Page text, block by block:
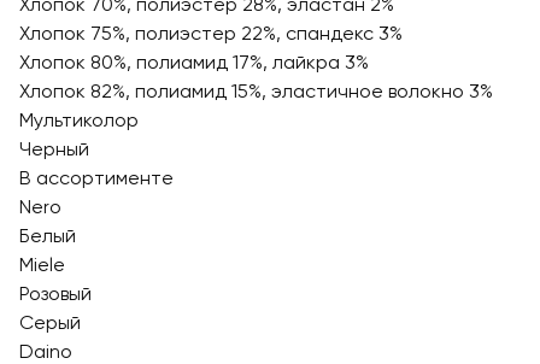
Хлопок 75%, полиэстер 22%, спандекс 3%
Хлопок 80%, полиамид 17%, лайкра 3%
Хлопок 82%, полиамид 15%, эластичное волокно 3%
Мультиколор
Черный
В ассортименте
Nero
Белый
Miele
Розовый
Серый
Daino